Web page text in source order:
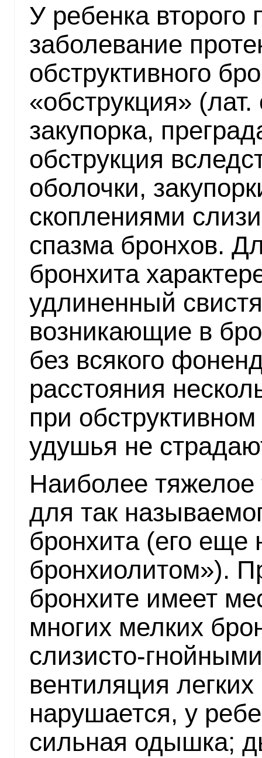
У ребенка второго
заболевание
обструктивного
«обструкция»
закупорка,
обструкция
оболочки,
скоплениями
спазма бронхов.
бронхита
удлиненный
возникающие в
без всякого
расстояния
при
удушья не
Наиболее тяжелое
для так
бронхита (его
бронхиолитом»).
бронхите имеет
многих мелких
слизисто-
вентиляция
нарушается, у
сильная одышка;